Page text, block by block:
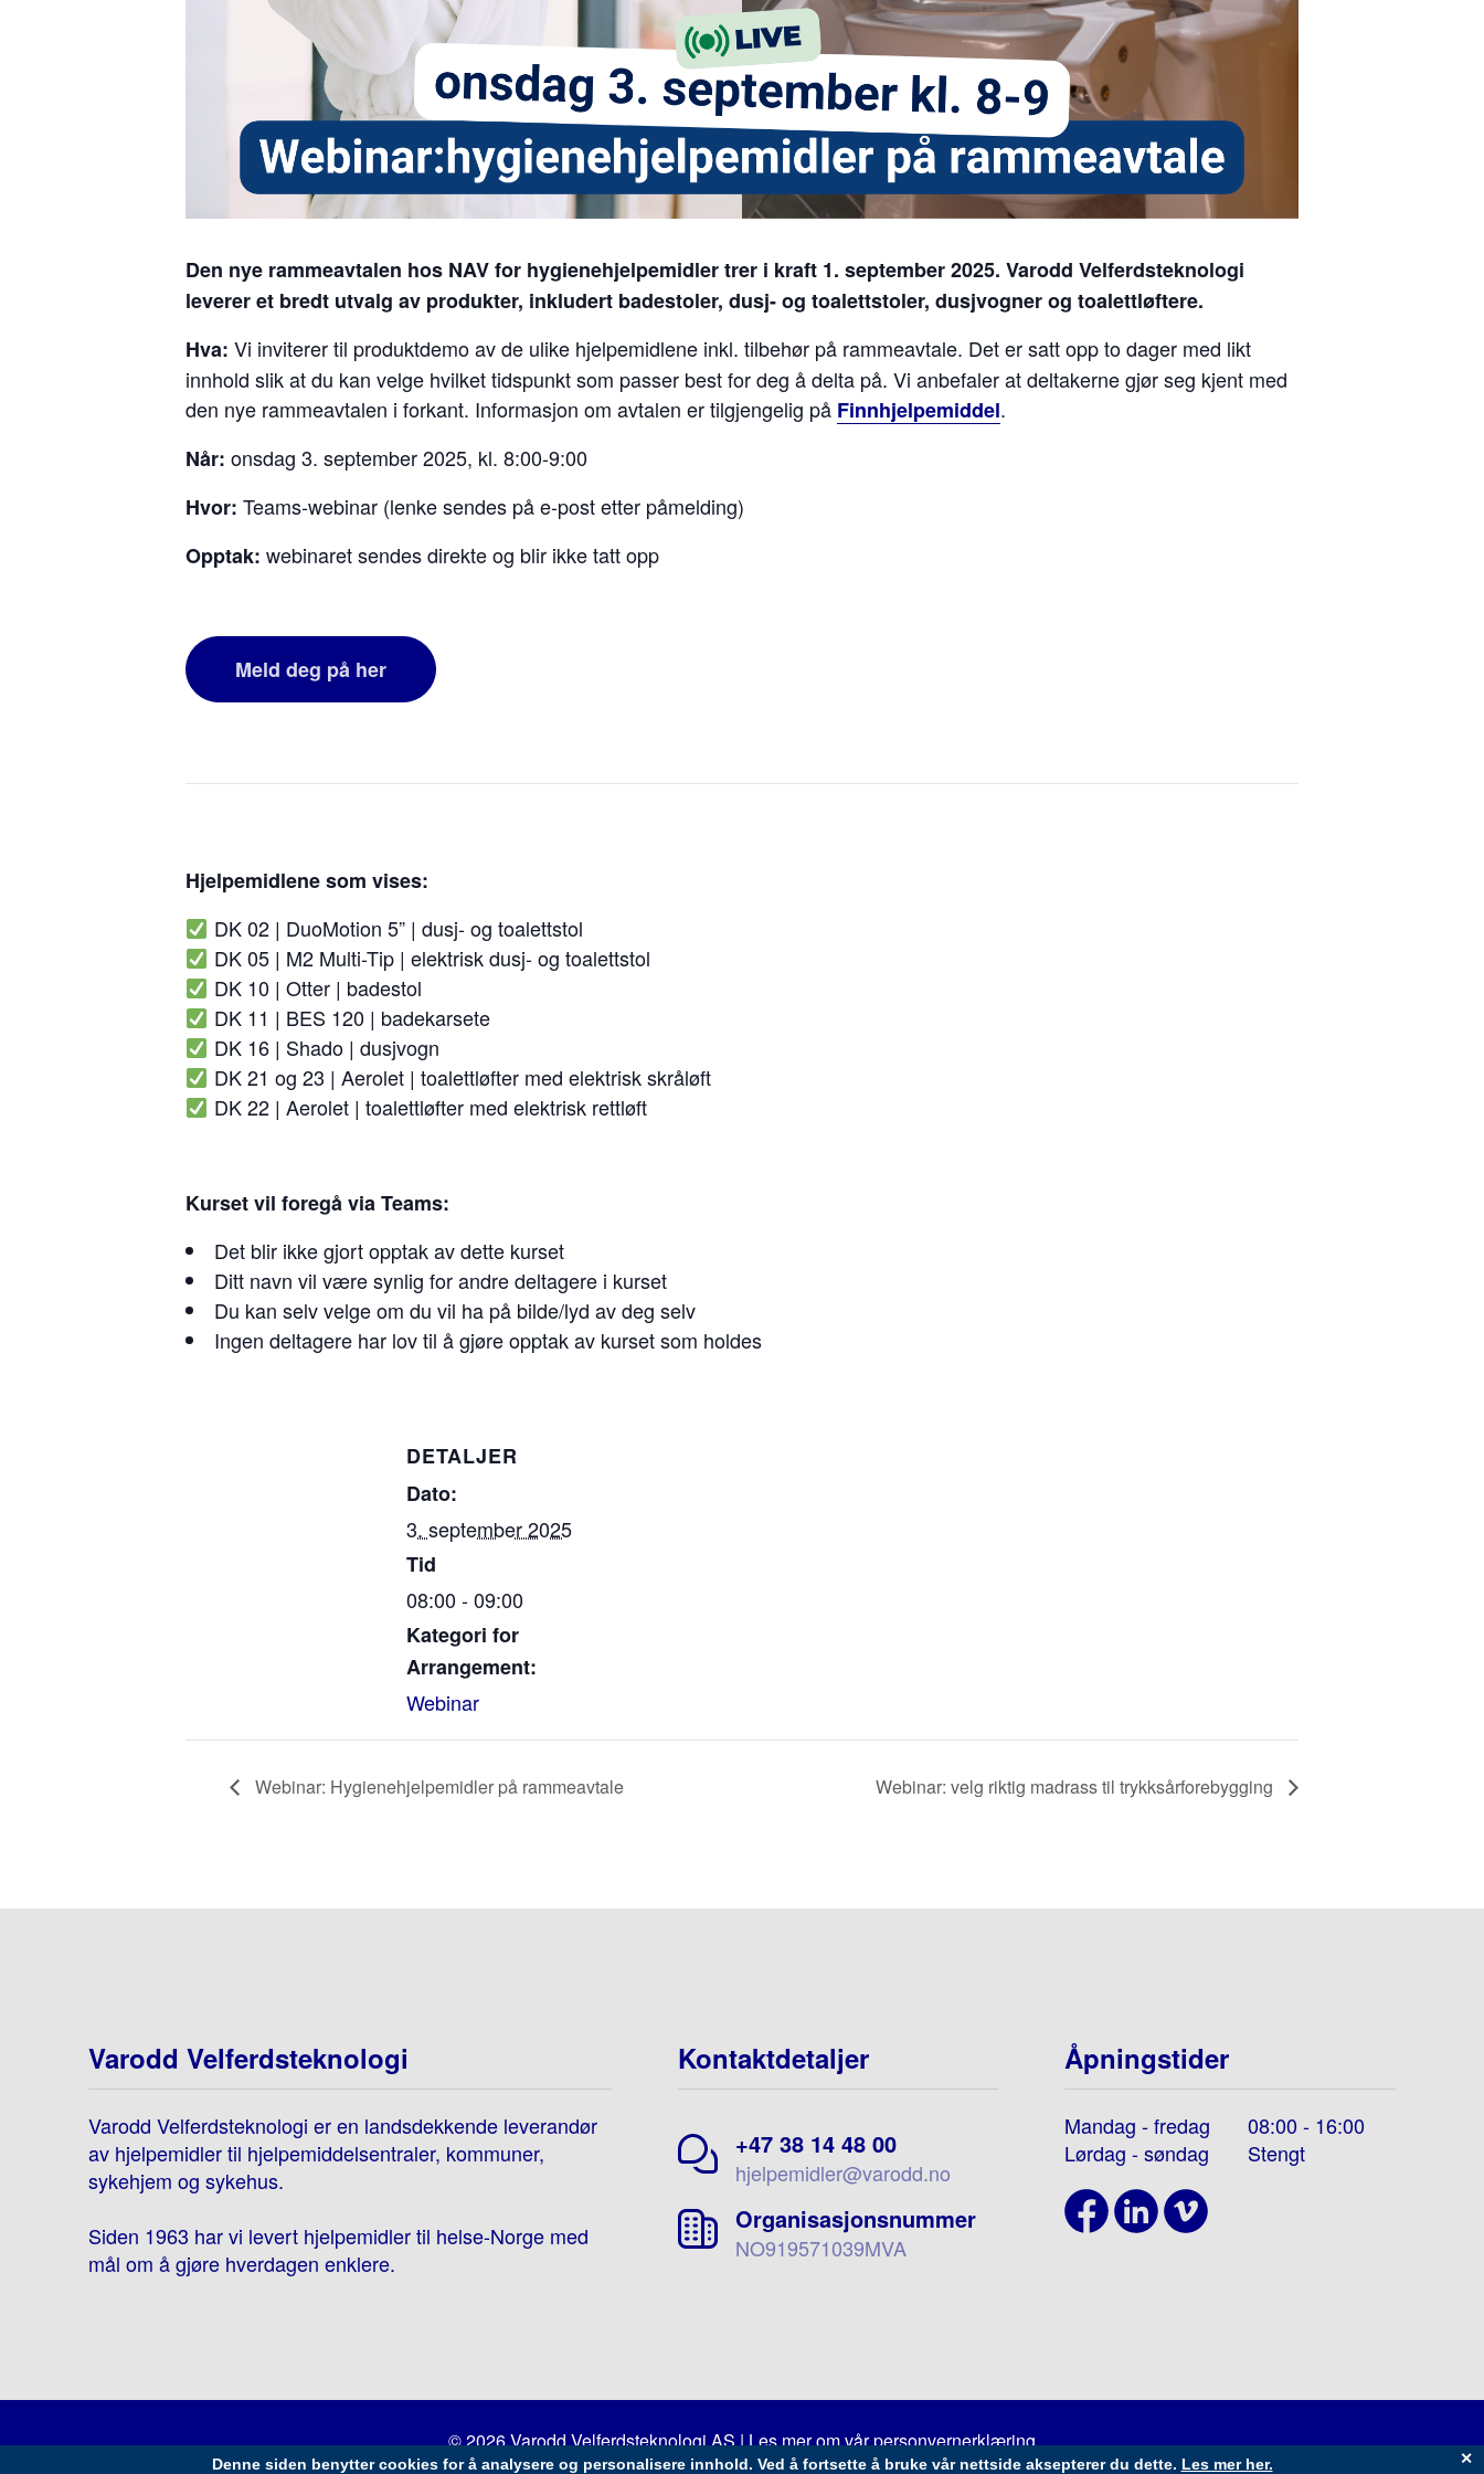
Den nye rammeavtalen hos NAV for hygienehjelpemidler trer i kraft 1. september 2025. Varodd Velferdsteknologi
leverer et bredt utvalg av produkter, inkludert badestoler, dusj- og toalettstoler, dusjvogner og toalettløftere.
Hva: Vi inviterer til produktdemo av de ulike hjelpemidlene inkl. tilbehør på rammeavtale. Det er satt opp to dager med likt
innhold slik at du kan velge hvilket tidspunkt som passer best for deg å delta på. Vi anbefaler at deltakerne gjør seg kjent med
den nye rammeavtalen i forkant. Informasjon om avtalen er tilgjengelig på Finnhjelpemiddel.
Når: onsdag 3. september 2025, kl. 8:00-9:00
Hvor: Teams-webinar (lenke sendes på e-post etter påmelding)
Opptak: webinaret sendes direkte og blir ikke tatt opp
Meld deg på her
Hjelpemidlene som vises:
DK 02 | DuoMotion 5” | dusj- og toalettstol
DK 05 | M2 Multi-Tip | elektrisk dusj- og toalettstol
DK 10 | Otter | badestol
DK 11 | BES 120 | badekarsete
DK 16 | Shado | dusjvogn
DK 21 og 23 | Aerolet | toalettløfter med elektrisk skråløft
DK 22 | Aerolet | toalettløfter med elektrisk rettløft
Kurset vil foregå via Teams:
Det blir ikke gjort opptak av dette kurset
Ditt navn vil være synlig for andre deltagere i kurset
Du kan selv velge om du vil ha på bilde/lyd av deg selv
Ingen deltagere har lov til å gjøre opptak av kurset som holdes
DETALJER
Dato:
3. september 2025
Tid
08:00 - 09:00
Kategori for
Arrangement:
Webinar
Webinar: Hygienehjelpemidler på rammeavtale Webinar: velg riktig madrass til trykksårforebygging
Varodd Velferdsteknologi
Varodd Velferdsteknologi er en landsdekkende leverandør
av hjelpemidler til hjelpemiddelsentraler, kommuner,
sykehjem og sykehus.
Siden 1963 har vi levert hjelpemidler til helse-Norge med
mål om å gjøre hverdagen enklere.
Kontaktdetaljer
+47 38 14 48 00
hjelpemidler@varodd.no
Organisasjonsnummer
NO919571039MVA
Åpningstider
Mandag - fredag
08:00 - 16:00
Lørdag - søndag
Stengt
© 2026 Varodd Velferdsteknologi AS | Les mer om vårpersonvernerklæring